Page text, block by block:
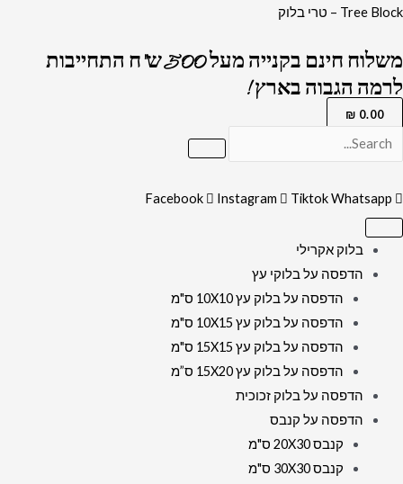
דילוג
Tree Block – טרי בלוק
משלוח חינם בקנייה מעל 500 ש"ח התחייבות
לרמה הגבוה בארץ !
0.00
₪
Facebook Instagram TiktokWhatsapp
בלוק אקרילי
הדפסה על בלוקי עץ
הדפסה על בלוק עץ 10X10 ס"מ
הדפסה על בלוק עץ 10X15 ס"מ
הדפסה על בלוק עץ 15X15 ס"מ
הדפסה על בלוק עץ 15X20 ס”מ
הדפסה על בלוק זכוכית
הדפסה על קנבס
קנבס 20X30 ס"מ
קנבס 30X30 ס"מ
כמות
3106
-
ציור
באור
על
קנבס
זכוכית
מחוסמת